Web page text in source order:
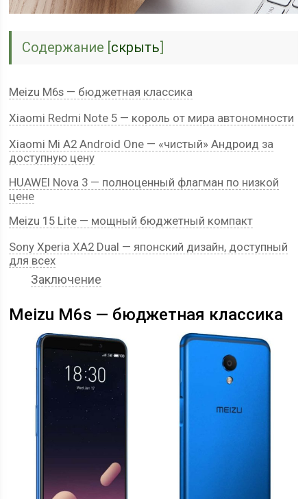
Содержание [скрыть]
Meizu M6s — бюджетная классика
Xiaomi Redmi Note 5 — король от мира автономности
Xiaomi Mi A2 Android One — «чистый» Андроид за
доступную цену
HUAWEI Nova 3 — полноценный флагман по низкой
цене
Meizu 15 Lite — мощный бюджетный компакт
Sony Xperia XA2 Dual — японский дизайн, доступный
для всех
Заключение
Meizu M6s — бюджетная классика